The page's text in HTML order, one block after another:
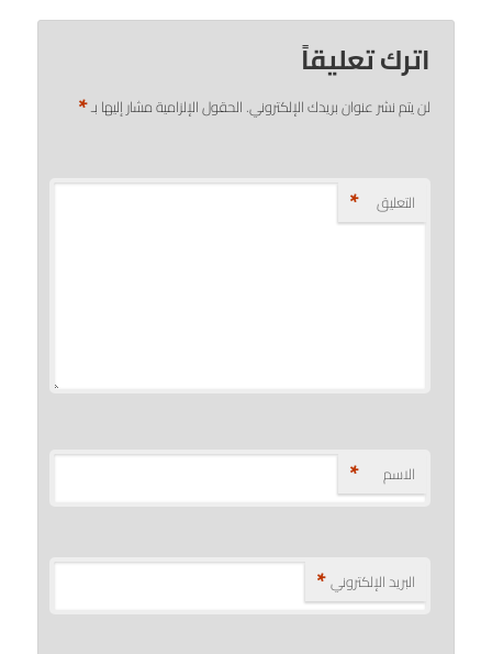
اترك تعليقاً
لن يتم نشر عنوان بريدك الإلكتروني. الحقول الإلزامية مشار إليها بـ*
التعليق *
الاسم *
البريد الإلكتروني*